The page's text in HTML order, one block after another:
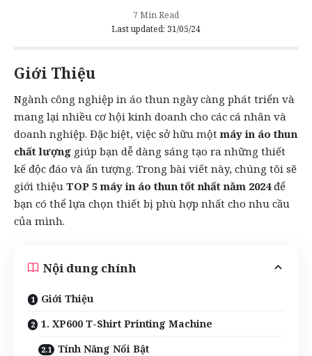
Last updated: 31/05/24
7 Min Read
Giới Thiệu
Ngành công nghiệp in áo thun ngày càng phát triển và
mang lại nhiều cơ hội kinh doanh cho các cá nhân và
doanh nghiệp. Đặc biệt, việc sở hữu mộtmáy in áo thun
chất lượng giúp bạn dễ dàng sáng tạo ra những thiết
kế độc đáo và ấn tượng. Trong bài viết này, chúng tôi sẽ
giới thiệu TOP 5 máy in áo thun tốt nhất năm 2024để
bạn có thể lựa chọn thiết bị phù hợp nhất cho nhu cầu
của mình.
Nội dung chính
Giới Thiệu
1. XP600 T-Shirt Printing Machine
Tính Năng Nổi Bật